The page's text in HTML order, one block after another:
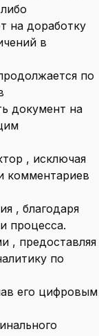
на доработку
в
по
документ на
, исключая
комментариев
, благодаря
процесса.
, предоставляя
по
его цифровым